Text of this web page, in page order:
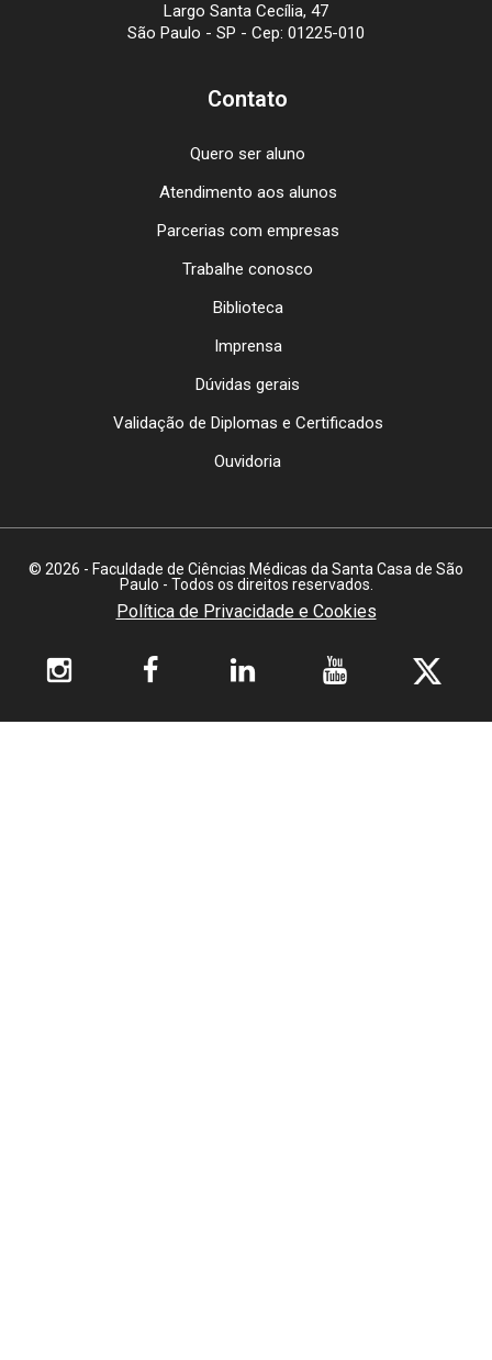
Largo Santa Cecília, 47
São Paulo - SP - Cep: 01225-010
Contato
Quero ser aluno
Atendimento aos alunos
Parcerias com empresas
Trabalhe conosco
Biblioteca
Imprensa
Dúvidas gerais
Validação de Diplomas e Certificados
Ouvidoria
© 2026 - Faculdade de Ciências Médicas da Santa Casa de São
Paulo - Todos os direitos reservados.
Política de Privacidade e Cookies